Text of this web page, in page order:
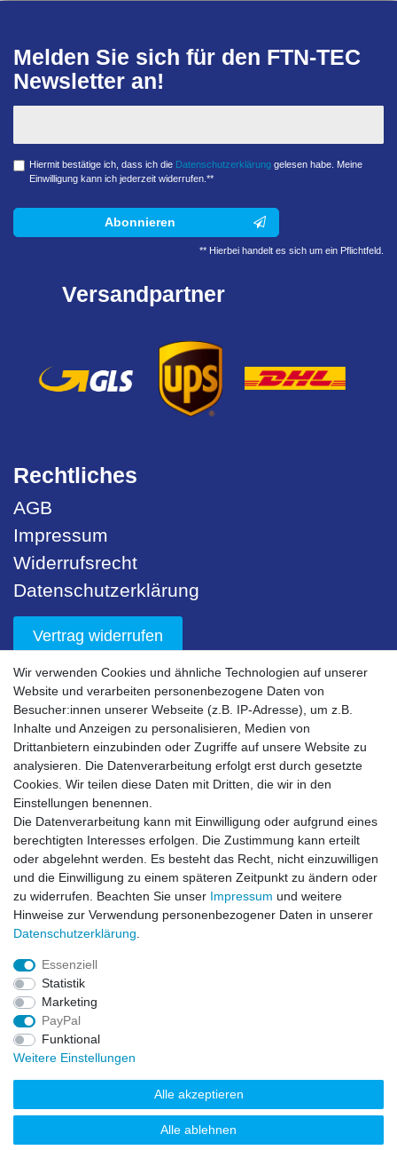
Melden Sie sich für den FTN-TEC
Newsletter an!
Hiermit bestätige ich, dass ich die Daten­schutz­erklärunggelesen habe. Meine
Einwilligung kann ich jederzeit widerrufen.**
Abonnieren
** Hierbei handelt es sich um ein Pflichtfeld.
Versandpartner
Rechtliches
AGB
Impressum
Widerrufsrecht
Datenschutzerklärung
Vertrag widerrufen
Unser Service
Sicherheit
Nachhaltigkeit
Downloads
Bestell- & Servicehotline
Akzeptierte Zahlungsarten
© 2022 FAHRZEUGTECHNIK NORD GmbH
Wir verwenden Cookies und ähnliche Technologien auf unserer
Website und verarbeiten personenbezogene Daten von
Besucher:innen unserer Webseite (z.B. IP-Adresse), um z.B.
Inhalte und Anzeigen zu personalisieren, Medien von
Drittanbietern einzubinden oder Zugriffe auf unsere Website zu
analysieren. Die Datenverarbeitung erfolgt erst durch gesetzte
Cookies. Wir teilen diese Daten mit Dritten, die wir in den
Einstellungen benennen.
Die Datenverarbeitung kann mit Einwilligung oder aufgrund eines
berechtigten Interesses erfolgen. Die Zustimmung kann erteilt
oder abgelehnt werden. Es besteht das Recht, nicht einzuwilligen
und die Einwilligung zu einem späteren Zeitpunkt zu ändern oder
zu widerrufen. Beachten Sie unser Impressum und weitere
Hinweise zur Verwendung personenbezogener Daten in unserer
Daten­schutz­erklärung
Essenziell
Statistik
Marketing
PayPal
Funktional
Weitere Einstellungen
Alle akzeptieren
Alle ablehnen